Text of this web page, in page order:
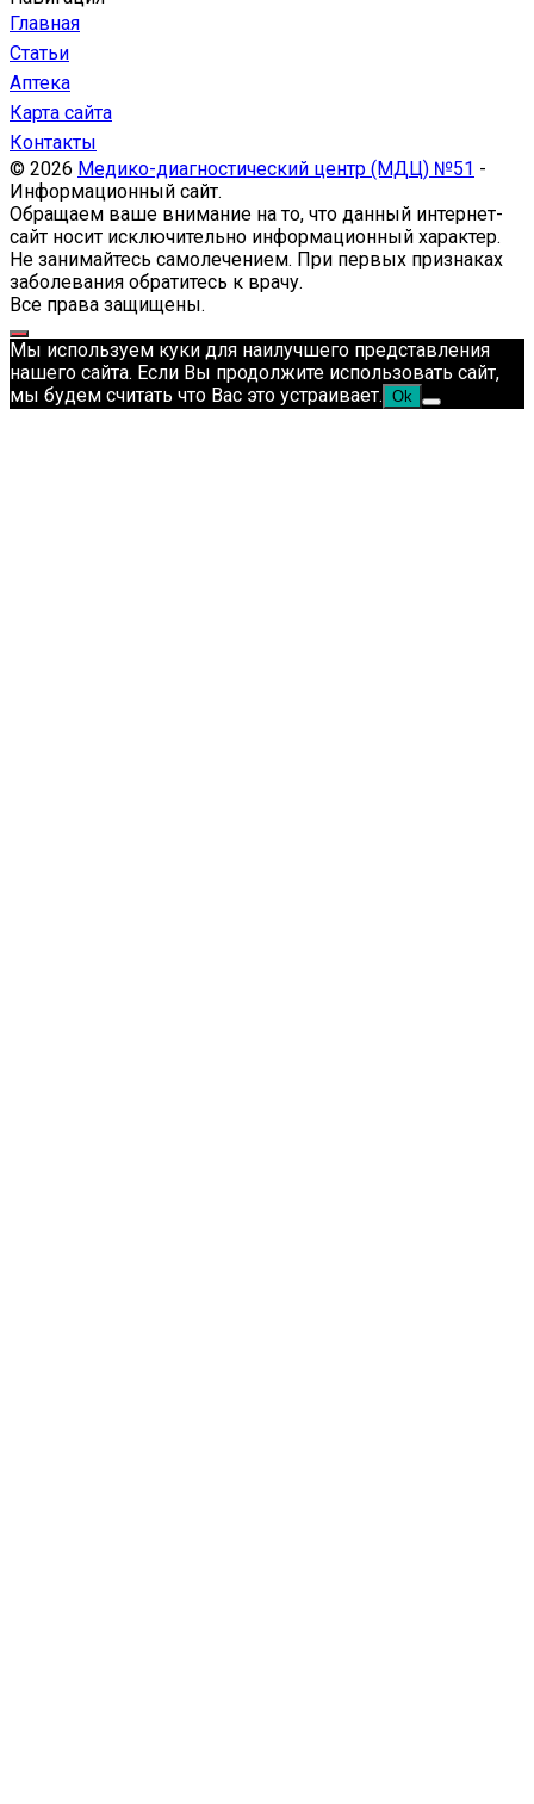
Главная
Статьи
Аптека
Карта сайта
Контакты
© 2026 Медико-диагностический центр (МДЦ) №51 -
Информационный сайт.
Обращаем ваше внимание на то, что данный интернет-
сайт носит исключительно информационный характер.
Не занимайтесь самолечением. При первых признаках
заболевания обратитесь к врачу.
Все права защищены.
Мы используем куки для наилучшего представления
нашего сайта. Если Вы продолжите использовать сайт,
мы будем считать что Вас это устраивает. Ok